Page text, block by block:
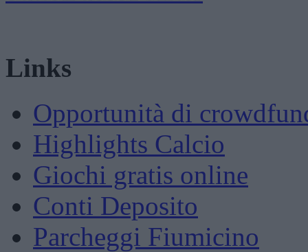
Links
Opportunità di
Highlights Calcio
Giochi gratis online
Conti Deposito
Parcheggi Fiumicino